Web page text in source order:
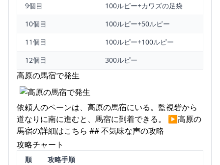
9個目
100ルピー+カワズの足袋
10個目
100ルピー+50ルピー
11個目
100ルピー+100ルピー
12個目
300ルピー
高原の馬宿で発生
依頼人のペーンは、高原の馬宿にいる。監視砦から
道なりに南に進むと、馬宿に到着できる。 ▶高原の
馬宿の詳細はこちら ## 不気味な声の攻略
攻略チャート
順 攻略手順